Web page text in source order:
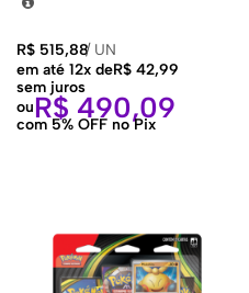
R$ 515,88/UN
em até 12x deR$ 42,99
sem juros
ouR$ 490,09
com 5% OFF no Pix